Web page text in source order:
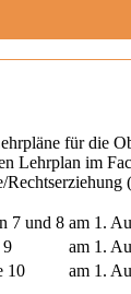
für die
Lehrplan im
7 und 8 am 1.
9
am 1.
10
am 1.